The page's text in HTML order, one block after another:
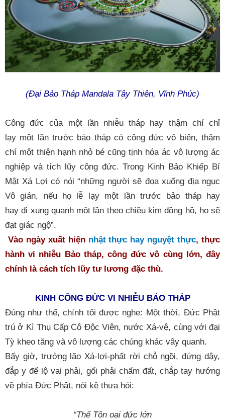
(Đại Bảo Tháp Mandala Tây Thiên, Vĩnh Phúc)
Công đức của một lần nhiễu tháp hay thậm chí chỉ
lạy một lần trước bảo tháp có công đức vô biên, thậm
chí một thiện hạnh nhỏ bé cũng tịnh hóa ác vô lượng ác
nghiệp và tích lũy công đức. Trong Kinh Bảo Khiếp Bí
Mật Xá Lợi có nói “những người sẽ đọa xuống địa ngục
Vô gián, nếu họ lễ lạy một lần trước bảo tháp hay
hay đi xung quanh một lần theo chiều kim đồng hồ, họ sẽ
đạt giác ngộ”.
Vào ngày xuất hiện nhật thực hay nguyệt thực, thực
hành vi nhiễu Bảo tháp, công đức vô cùng lớn, đây
chính là cách tích lũy tư lương đặc thù.
KINH CÔNG ĐỨC VI NHIỄU BẢO THÁP
Đúng như thế, chính tôi được nghe: Một thời, Đức Phật
trú ở Kì Thụ Cấp Cô Độc Viên, nước Xá-vệ, cùng với đại
Tỳ kheo tăng và vô lượng các chúng khác vây quanh.
Bấy giờ, trưởng lão Xá-lợi-phất rời chỗ ngồi, đứng dậy,
đắp y để lộ vai phải, gối phải chấm đất, chắp tay hướng
về phía Đức Phật, nói kệ thưa hỏi:
“Thế Tôn oai đức lớn